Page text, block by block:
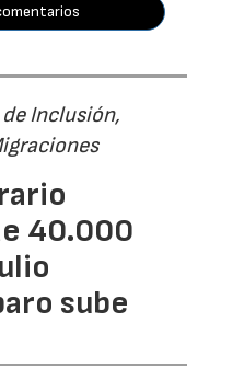
Inclusión,
40.000
sube